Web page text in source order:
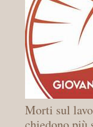
Morti sul